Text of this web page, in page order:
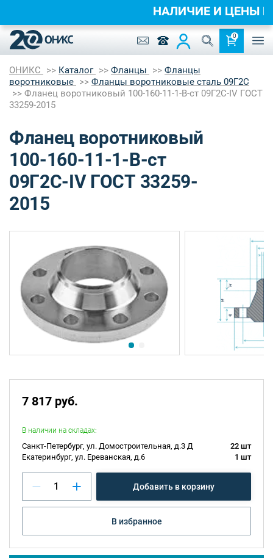
0
ОНИКС Каталог Фланцы
Фланцы
воротниковые
Фланцы воротниковые сталь 09Г2С
Фланец воротниковый 100-160-11-1-B-ст 09Г2С-IV ГОСТ
33259-2015
Фланец воротниковый
100-160-11-1-B-ст
09Г2С-IV ГОСТ 33259-
2015
7 817 руб.
В наличии на складах:
Санкт-Петербург, ул. Домостроительная, д.3 Д
22 шт
Екатеринбург, ул. Ереванская, д.6
1 шт
Добавить в корзину
В избранное
НАЛИЧИЕ И